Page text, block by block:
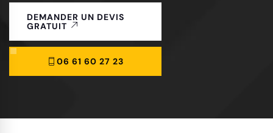
DEMANDER UN DEVIS
GRATUIT
06 61 60 27 23